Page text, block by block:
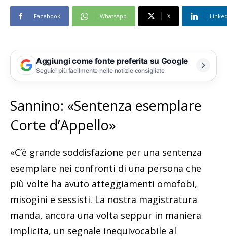
Facebook WhatsApp X
Aggiungi come fonte preferita su Google
Seguici più facilmente nelle notizie consigliate
Sannino: «Sentenza esemplare
Corte d’Appello»
«C’è grande soddisfazione per una sentenza
esemplare nei confronti di una persona che
più volte ha avuto atteggiamenti omofobi,
misogini e sessisti. La nostra magistratura
manda, ancora una volta seppur in maniera
implicita, un segnale inequivocabile al